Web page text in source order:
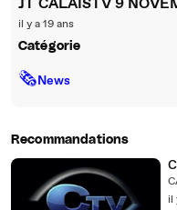
JT CALAISTV 9
il y a 19 ans
Catégorie
🗞News
Recommandations
il